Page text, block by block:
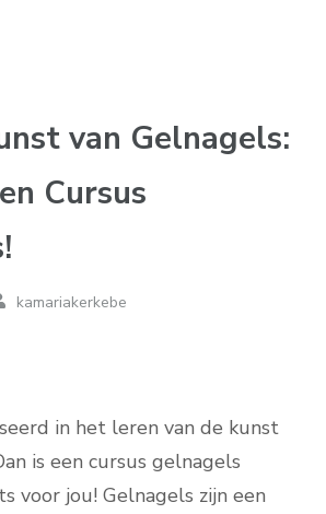
van Gelnagels:
Cursus
kamariakerkebe
in het leren van de kunst
is een cursus gelnagels
voor jou! Gelnagels zijn een